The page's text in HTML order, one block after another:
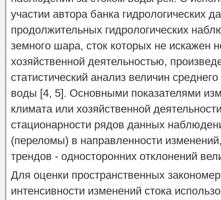
участии автора банка гидрологических
продолжительных гидрологических
земного шара, сток которых не искажен
хозяйственной деятельностью,
статистический анализ величин
воды [4, 5]. Основными показателями
климата или хозяйственной
стационарности рядов данных
(переломы) в направленности
трендов - односторонних отклонений
Для оценки пространственных
интенсивности изменений стока